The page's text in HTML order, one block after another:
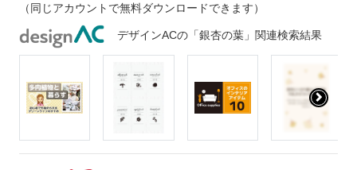
（同じアカウントで無料ダウンロードできます）
デザインACの「銀杏の葉」関連検索結果